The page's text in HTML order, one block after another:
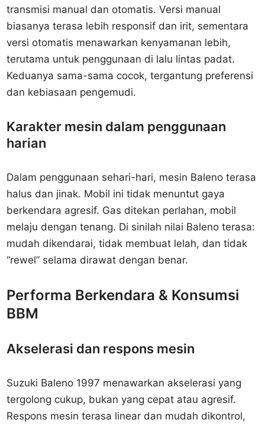
transmisi manual dan otomatis. Versi manual
biasanya terasa lebih responsif dan irit, sementara
versi otomatis menawarkan kenyamanan lebih,
terutama untuk penggunaan di lalu lintas padat.
Keduanya sama-sama cocok, tergantung preferensi
dan kebiasaan pengemudi.
Karakter mesin dalam penggunaan
harian
Dalam penggunaan sehari-hari, mesin Baleno terasa
halus dan jinak. Mobil ini tidak menuntut gaya
berkendara agresif. Gas ditekan perlahan, mobil
melaju dengan tenang. Di sinilah nilai Baleno terasa:
mudah dikendarai, tidak membuat lelah, dan tidak
“rewel” selama dirawat dengan benar.
Performa Berkendara & Konsumsi
BBM
Akselerasi dan respons mesin
Suzuki Baleno 1997 menawarkan akselerasi yang
tergolong cukup, bukan yang cepat atau agresif.
Respons mesin terasa linear dan mudah dikontrol,